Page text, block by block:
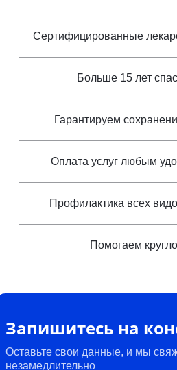
Сертифицированные
Больше 15 лет
Гарантируем
Оплата услуг любым
Профилактика всех
Помогаем
Запишитесь на
Оставьте свои данные, и мы
незамедлительно